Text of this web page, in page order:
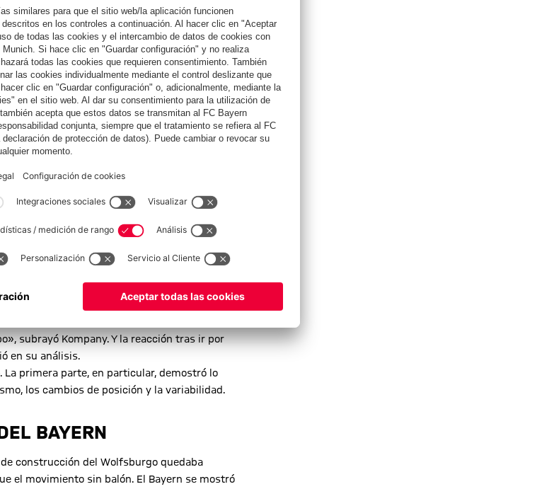
tuvo a los Lobos completamente bajo
fue dominante, la segunda no fue tan
subrayó Kompany. Y la reacción tras ir por
en su análisis.
primera parte, en particular, demostró lo
los cambios de posición y la variabilidad.
BAYERN
construcción del Wolfsburgo quedaba
el movimiento sin balón. El Bayern se mostró